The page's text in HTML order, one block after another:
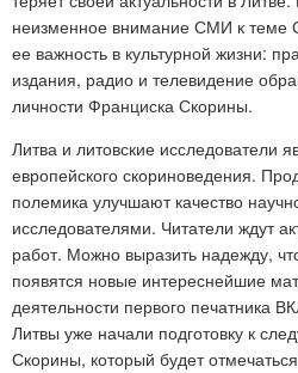
неизменное внимание СМИ к теме
ее важность в культурной жизни:
издания, радио и телевидение
личности Франциска Скорины.
Литва и литовские исследователи
европейского скориноведения.
полемика улучшают качество
исследователями. Читатели ждут
работ. Можно выразить надежду,
появятся новые интереснейшие
деятельности первого печатника
Литвы уже начали подготовку к
Скорины, который будет